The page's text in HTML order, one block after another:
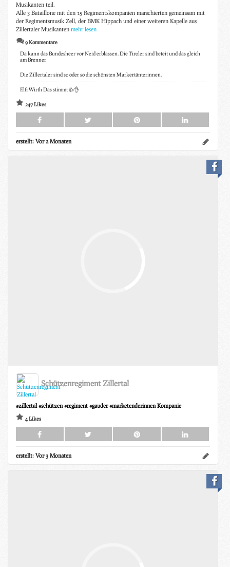
Musikanten teil.
Alle 3 Bataillone mit den 15 Regimentskompanien marschierten gemeinsam mit
der Regimentsmusik Zell, der BMK Hippach und einer weiteren Kapelle aus
Zillertaler Musikanten mehr lesen
9 Kommentare
Da kann das Bundesheer vor Neid erblassen. Die Tiroler sind beteit und das gleich
am Brenner
Die Zillertaler sind so oder so die schönsten Markertänterinnen.
Elfi Wirth Das stimmt 👍👌
247 Likes
erstellt: Vor 2 Monaten
Schützenregiment Zillertal
#zillertal #schützen #regiment #gauder #marketenderinnen Kompanie
4 Likes
erstellt: Vor 3 Monaten